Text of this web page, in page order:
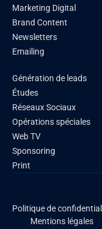
Marketing Digital
Brand Content
Newsletters
Emailing
Génération de leads
Études
Réseaux Sociaux
Opérations spéciales
Web TV
Sponsoring
Print
Politique de
Mentions légales